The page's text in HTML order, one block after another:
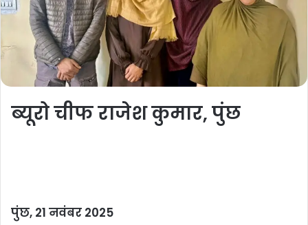
ब्यूरो चीफ राजेश कुमार, पुंछ
पुंछ, 21 नवंबर 2025